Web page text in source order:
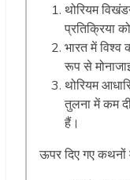
थोरियम
प्रतिक्रिया
भारत में विश्व
रूप से
थोरियम
तुलना में कम
हैं।
ऊपर दिए गए